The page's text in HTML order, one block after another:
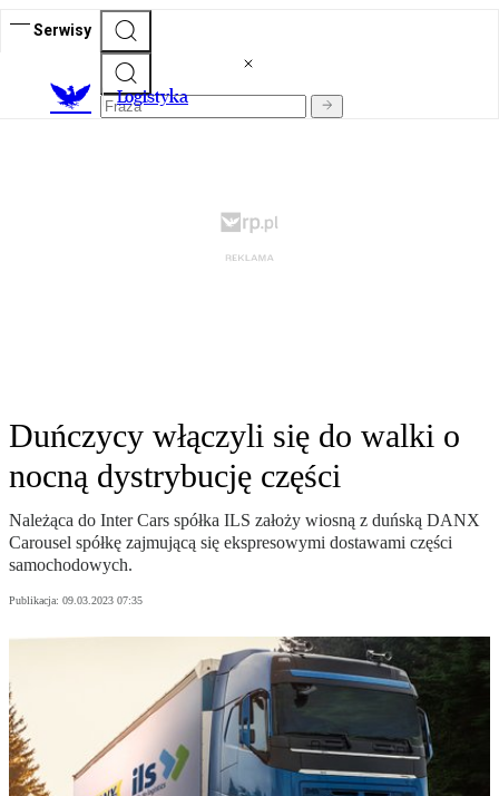
Serwisy
Logistyka
Duńczycy włączyli się do walki o
nocną dystrybucję części
Należąca do Inter Cars spółka ILS założy wiosną z duńską DANX
Carousel spółkę zajmującą się ekspresowymi dostawami części
samochodowych.
Publikacja: 09.03.2023 07:35